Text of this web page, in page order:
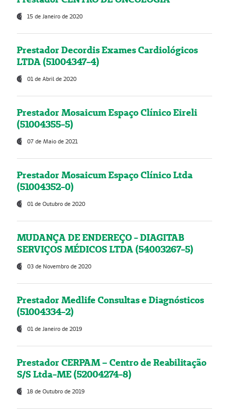
15 de Janeiro de 2020
Prestador Decordis Exames Cardiológicos
LTDA (51004347-4)
01 de Abril de 2020
Prestador Mosaicum Espaço Clínico Eireli
(51004355-5)
07 de Maio de 2021
Prestador Mosaicum Espaço Clínico Ltda
(51004352-0)
01 de Outubro de 2020
MUDANÇA DE ENDEREÇO - DIAGITAB
SERVIÇOS MÉDICOS LTDA (54003267-5)
03 de Novembro de 2020
Prestador Medlife Consultas e Diagnósticos
(51004334-2)
01 de Janeiro de 2019
Prestador CERPAM – Centro de Reabilitação
S/S Ltda-ME (52004274-8)
18 de Outubro de 2019